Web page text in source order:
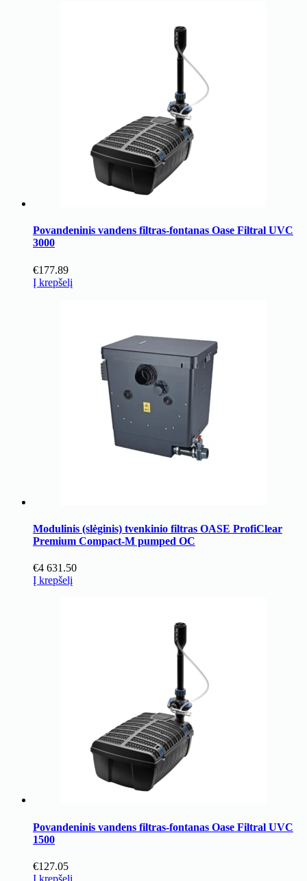
Povandeninis vandens filtras-fontanas Oase Filtral UVC
3000
€177.89
Į krepšelį
Modulinis (slėginis) tvenkinio filtras OASE ProfiClear
Premium Compact-M pumped OC
€4 631.50
Į krepšelį
Povandeninis vandens filtras-fontanas Oase Filtral UVC
1500
€127.05
Į krepšelį